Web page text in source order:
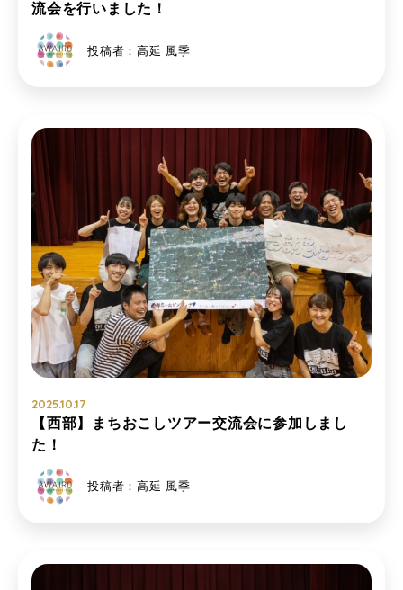
流会を行いました！
投稿者：高延 風季
2025.10.17
【西部】まちおこしツアー交流会に参加しまし
た！
投稿者：高延 風季